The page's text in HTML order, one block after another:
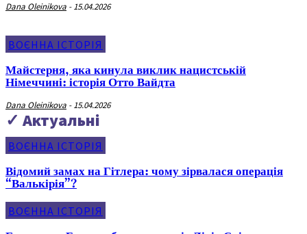
Dana Oleinikova - 15.04.2026
ВОЄННА ІСТОРІЯ
Майстерня, яка кинула виклик нацистській
Німеччині: історія Отто Вайдта
Dana Oleinikova - 15.04.2026
✓ Актуальні
ВОЄННА ІСТОРІЯ
Відомий замах на Гітлера: чому зірвалася операція
“Валькірія”?
ВОЄННА ІСТОРІЯ